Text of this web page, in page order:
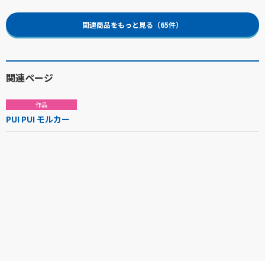
関連商品をもっと見る（65件）
関連ページ
作品
PUI PUI モルカー